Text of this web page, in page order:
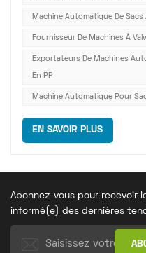
Machine Automatique De Sacs
Fournisseur De Machines À
Exportateurs De Machines
En PP
Machine Automatique Pour
EN SAVOIR PLUS
Abonnez-vous pour recevoir
informé(e) des dernières